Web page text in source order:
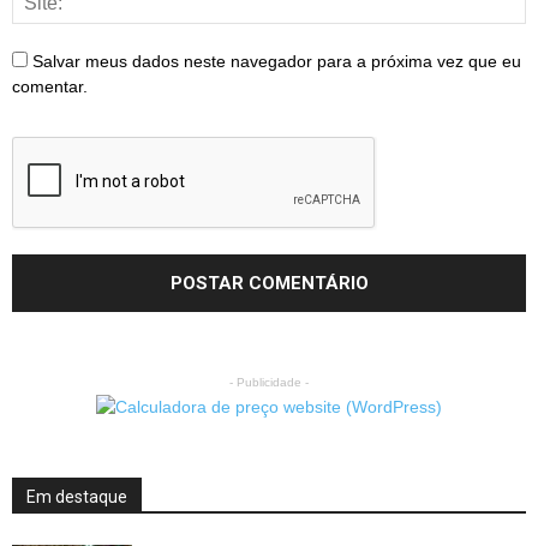
Salvar meus dados neste navegador para a próxima vez que eu
comentar.
- Publicidade -
Em destaque